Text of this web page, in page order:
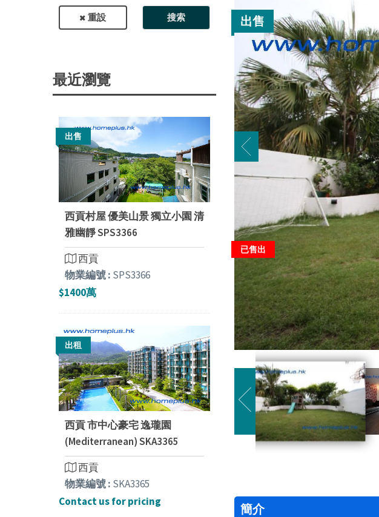
出售
已售出
簡介
重設 搜索
最近瀏覽
出售
西貢村屋 優美山景 獨立小園 清
雅幽靜 SPS3366
西貢
物業編號 : SPS3366
$1400萬
出租
西貢 市中心豪宅 逸瓏園
(Mediterranean) SKA3365
西貢
物業編號 : SKA3365
Contact us for pricing